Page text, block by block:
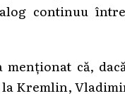
continuu
că,
Kremlin,